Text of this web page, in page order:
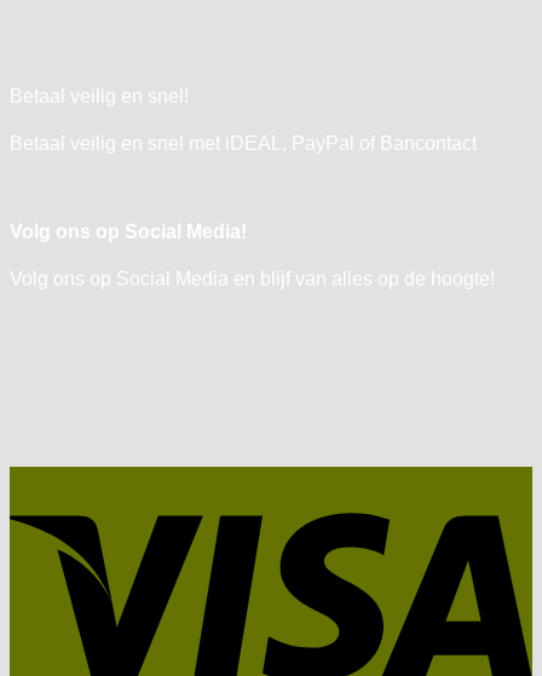
Betaal veilig en snel!
Betaal veilig en snel met iDEAL, PayPal of Bancontact
Volg ons op Social Media!
Volg ons op Social Media en blijf van alles op de hoogte!